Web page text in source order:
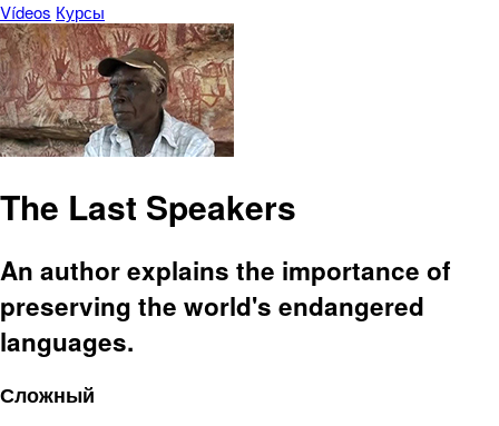
Vídeos Курсы
The Last Speakers
An author explains the importance of
preserving the world's endangered
languages.
Сложный